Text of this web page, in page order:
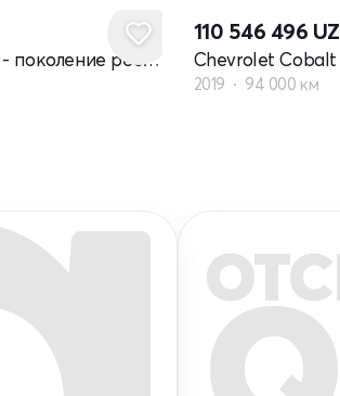
Chevrolet Cobalt II - поколение рестайлинг
110 546 496
2019 94 000 км